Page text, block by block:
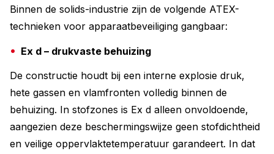
Binnen de solids-industrie zijn de volgende ATEX-
technieken voor apparaatbeveiliging gangbaar:
Ex d – drukvaste behuizing
De constructie houdt bij een interne explosie druk,
hete gassen en vlamfronten volledig binnen de
behuizing. In stofzones is Ex d alleen onvoldoende,
aangezien deze beschermingswijze geen stofdichtheid
en veilige oppervlaktetemperatuur garandeert. In dat